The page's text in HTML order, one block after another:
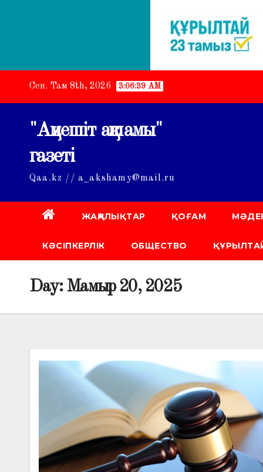
Сен. Там 8th, 2026 3:06:40 AM
"Ақмешіт ақшамы"
газеті
Qaa.kz // a_akshamy@mail.ru
ЖАҢАЛЫҚТАР ҚОҒАМ
КӘСІПКЕРЛІК ОБЩЕСТВО
Day: Мамыр 20, 2025